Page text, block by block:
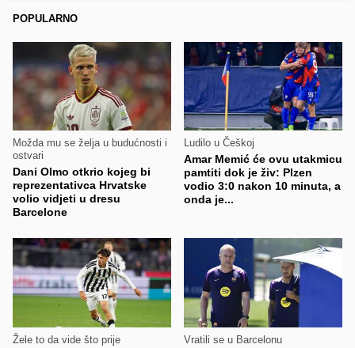
POPULARNO
Možda mu se želja u budućnosti i
ostvari
Dani Olmo otkrio kojeg bi
reprezentativca Hrvatske
volio vidjeti u dresu
Barcelone
Ludilo u Češkoj
Amar Memić će ovu utakmicu
pamtiti dok je živ: Plzen
vodio 3:0 nakon 10 minuta, a
onda je...
Žele to da vide što prije Vratili se u Barcelonu